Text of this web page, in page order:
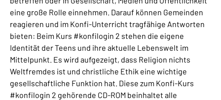
eine große Rolle einnehmen. Darauf können Gemeinden
reagieren und im Konfi-Unterricht tragfähige Antworten
bieten: Beim Kurs #konfilogin 2 stehen die eigene
Identität der Teens und ihre aktuelle Lebenswelt im
Mittelpunkt. Es wird aufgezeigt, dass Religion nichts
Weltfremdes ist und christliche Ethik eine wichtige
gesellschaftliche Funktion hat. Diese zum Konfi-Kurs
#konfilogin 2 gehörende CD-ROM beinhaltet alle